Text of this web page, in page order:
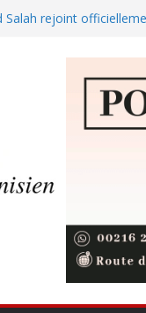
en haute saison
de Nabeul :
voix avec Kaso !
ingénieurs et les
et la qualité de la
privés gèrent 73